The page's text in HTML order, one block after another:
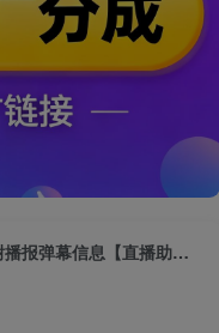
（6858期）听云AI直播助手AI语音播报自动欢迎礼物答谢播报弹幕信息【直播助手+教程】